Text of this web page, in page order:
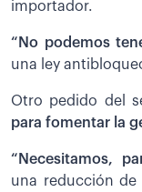
importador.
“No podemos
una ley
Otro pedido del
para fomentar la
“Necesitamos,
una reducción de